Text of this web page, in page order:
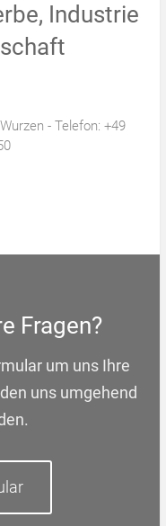
Industrie
- Telefon: +49
Fragen?
um uns Ihre
uns umgehend